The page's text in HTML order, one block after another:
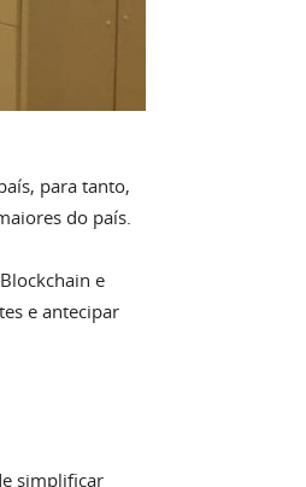
para tanto,
do país.
e
e antecipar
simplificar